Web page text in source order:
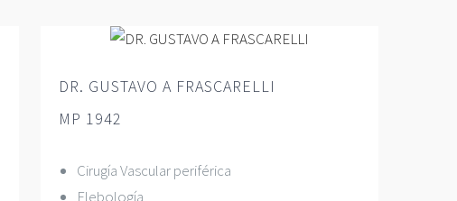
DR. GUSTAVO A FRASCARELLI
MP 1942
Cirugía Vascular periférica
Flebología